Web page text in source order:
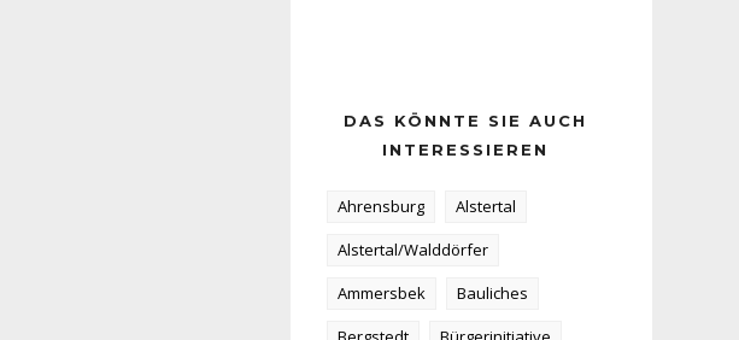
DAS KÖNNTE SIE AUCH
INTERESSIEREN
Ahrensburg
Alstertal
Alstertal/Walddörfer
Ammersbek
Bauliches